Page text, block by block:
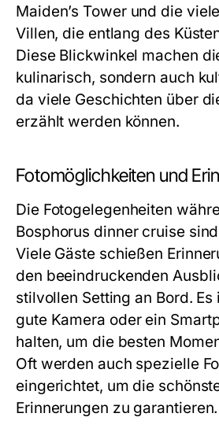
Maiden’s Tower und die
Villen, die entlang des
Diese Blickwinkel machen
kulinarisch, sondern auch
da viele Geschichten über
erzählt werden können.
Fotomöglichkeiten und
Die Fotogelegenheiten
Bosphorus dinner cruise
Viele Gäste schießen
den beeindruckenden
stilvollen Setting an Bord.
gute Kamera oder ein
halten, um die besten
Oft werden auch spezielle
eingerichtet, um die
Erinnerungen zu garantieren.